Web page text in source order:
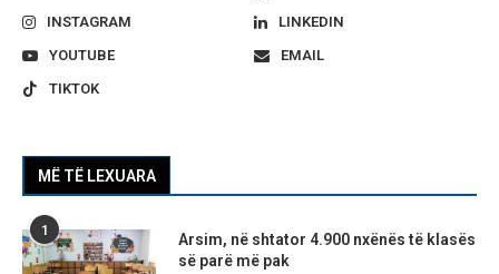
INSTAGRAM
LINKEDIN
YOUTUBE
EMAIL
TIKTOK
MË TË LEXUARA
1
Arsim, në shtator 4.900 nxënës të klasës
së parë më pak